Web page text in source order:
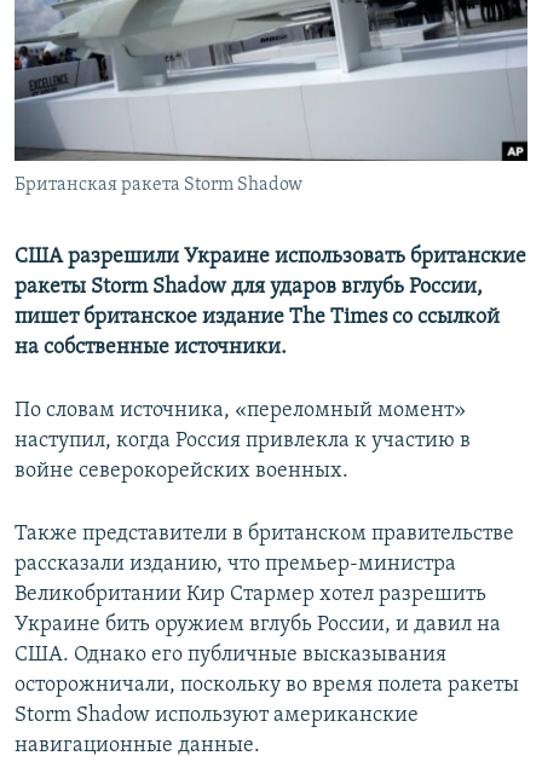
ПОБЕДИТЕЛЕЙ НЕ СУДЯТ?
КРЫМ.НЕПОКОРЕННЫЙ
ELIFBE
УКРАИНСКАЯ ПРОБЛЕМА КРЫМА
ПРИСОЕДИНЯЙТЕСЬ!
Все сайты RFE/RL
Британская ракета Storm Shadow
США разрешили Украине использовать британские
ракеты Storm Shadow для ударов вглубь России,
пишет британское издание The Times со ссылкой
на собственные источники.
По словам источника, «переломный момент»
наступил, когда Россия привлекла к участию в
войне северокорейских военных.
Также представители в британском правительстве
рассказали изданию, что премьер-министра
Великобритании Кир Стармер хотел разрешить
Украине бить оружием вглубь России, и давил на
США. Однако его публичные высказывания
осторожничали, поскольку во время полета ракеты
Storm Shadow используют американские
навигационные данные.